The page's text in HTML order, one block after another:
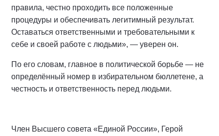
правила, честно проходить все положенные
процедуры и обеспечивать легитимный результат.
Оставаться ответственными и требовательными к
себе и своей работе с людьми», — уверен он.
По его словам, главное в политической борьбе — не
определённый номер в избирательном бюллетене, а
честность и ответственность перед людьми.
Член Высшего совета «Единой России», Герой